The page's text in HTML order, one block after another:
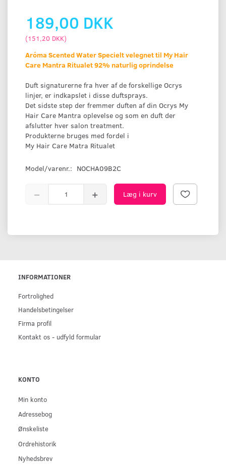
189,00 DKK
(151,20 DKK)
Aróma Scented Water Specielt velegnet til My Hair
Care Mantra Ritualet 92% naturlig oprindelse
Duft signaturerne fra hver af de forskellige Ocrys
linjer, er indkapslet i disse duftsprays.
Det sidste step der fremmer duften af din Ocrys My
Hair Care Mantra oplevelse og som en duft der
afslutter hver salon treatment.
Produkterne bruges med fordel i
My Hair Care Matra Ritualet
Model/varenr.: NOCHA09B2C
Læg i kurv
INFORMATIONER
Fortrolighed
Handelsbetingelser
Firma profil
Kontakt os - udfyld formular
KONTO
Min konto
Adressebog
Ønskeliste
Ordrehistorik
Nyhedsbrev